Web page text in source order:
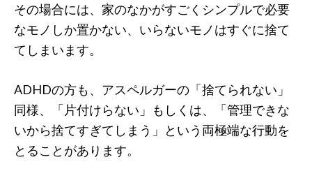
その場合には、家のなかがすごくシンプルで必要
なモノしか置かない、いらないモノはすぐに捨て
てしまいます。
ADHDの方も、アスペルガーの「捨てられない」
同様、「片付けらない」もしくは、「管理できな
いから捨てすぎてしまう」という両極端な行動を
とることがあります。